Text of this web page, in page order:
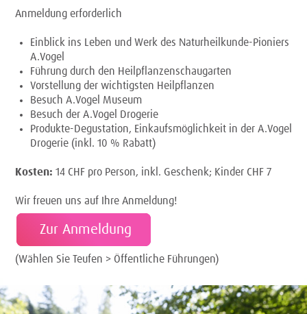
Anmeldung erforderlich
Einblick ins Leben und Werk des Naturheilkunde-Pioniers
A.Vogel
Führung durch den Heilpflanzenschaugarten
Vorstellung der wichtigsten Heilpflanzen
Besuch A.Vogel Museum
Besuch der A.Vogel Drogerie
Produkte-Degustation, Einkaufsmöglichkeit in der A.Vogel
Drogerie (inkl. 10 % Rabatt)
Kosten: 14 CHF pro Person, inkl. Geschenk; Kinder CHF 7
Wir freuen uns auf Ihre Anmeldung!
Zur Anmeldung
(Wählen Sie Teufen > Öffentliche Führungen)